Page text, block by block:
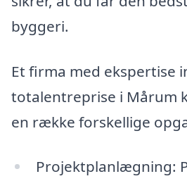
byggeri.
Et firma med ekspertise
totalentreprise i Mårum
en række forskellige
Projektplanlægning: